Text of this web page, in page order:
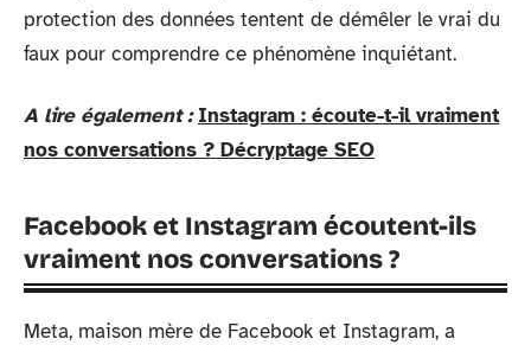
protection des données tentent de démêler le vrai du
faux pour comprendre ce phénomène inquiétant.
A lire également : Instagram : écoute-t-il vraiment
nos conversations ? Décryptage SEO
Facebook et Instagram écoutent-ils
vraiment nos conversations ?
Meta, maison mère de Facebook et Instagram, a